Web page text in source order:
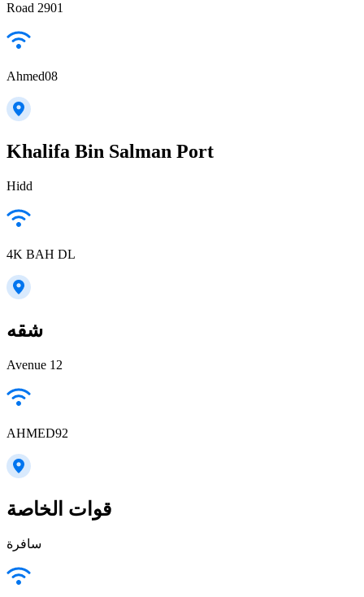
Road 2901
Ahmed08
Khalifa Bin Salman Port
Hidd
4K BAH DL
شقه
Avenue 12
AHMED92
قوات الخاصة
سافرة